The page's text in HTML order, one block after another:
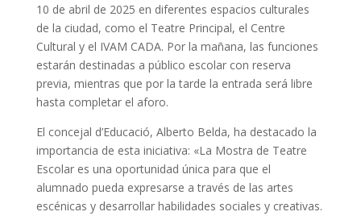
10 de abril de 2025 en diferentes espacios culturales
de la ciudad, como el Teatre Principal, el Centre
Cultural y el IVAM CADA. Por la mañana, las funciones
estarán destinadas a público escolar con reserva
previa, mientras que por la tarde la entrada será libre
hasta completar el aforo.
El concejal d’Educació, Alberto Belda, ha destacado la
importancia de esta iniciativa: «La Mostra de Teatre
Escolar es una oportunidad única para que el
alumnado pueda expresarse a través de las artes
escénicas y desarrollar habilidades sociales y creativas.